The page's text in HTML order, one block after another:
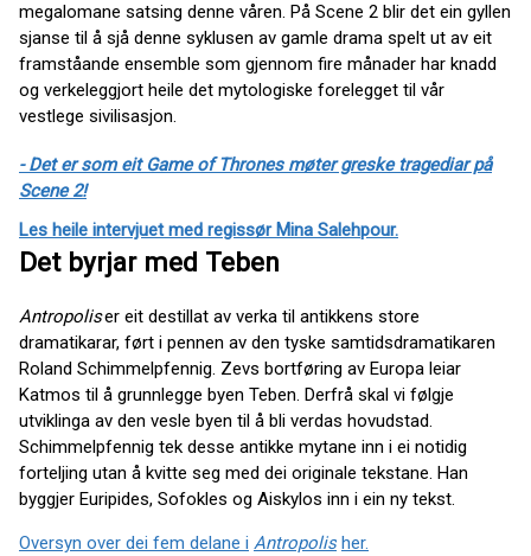
megalomane satsing denne våren. På Scene 2 blir det ein gyllen
sjanse til å sjå denne syklusen av gamle drama spelt ut av eit
framståande ensemble som gjennom fire månader har knadd
og verkeleggjort heile det mytologiske forelegget til vår
vestlege sivilisasjon.
- Det er som eit Game of Thrones møter greske tragediar på
Scene 2!
Les heile intervjuet med regissør Mina Salehpour.
Det byrjar med Teben
Antropoliser eit destillat av verka til antikkens store
dramatikarar, ført i pennen av den tyske samtidsdramatikaren
Roland Schimmelpfennig. Zevs bortføring av Europa leiar
Katmos til å grunnlegge byen Teben. Derfrå skal vi følgje
utviklinga av den vesle byen til å bli verdas hovudstad.
Schimmelpfennig tek desse antikke mytane inn i ei notidig
forteljing utan å kvitte seg med dei originale tekstane. Han
byggjer Euripides, Sofokles og Aiskylos inn i ein ny tekst.
Oversyn over dei fem delane i Antropolis her.